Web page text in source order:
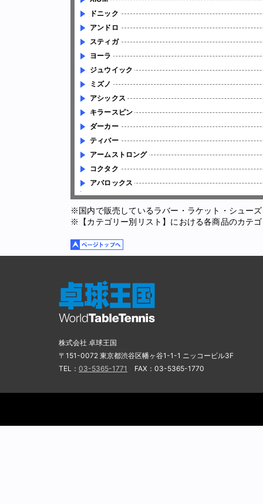
ドニック
アンドロ
スティガ
ヨーラ
ジュウイック
ミズノ
アシックス
キラースピン
ダーカー
ティバー
アームストロング
コクタク
アバロックス
※国内で販売しているラバー・ラケット・シュー
※【カテゴリー別リスト】における各商品のカテ
株式会社 卓球王国
〒151-0072 東京都渋谷区幡ヶ谷1-1-1 ニッコービル3F
TEL： 03-5365-1771 FAX：03-5365-1770